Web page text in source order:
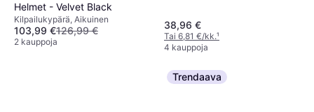
Helmet - Velvet Black
Kilpailukypärä, Aikuinen
103,99 €126,99 €
2 kauppoja
38,96 €
Tai 6,81 €/kk.¹
4 kauppoja
Trendaava